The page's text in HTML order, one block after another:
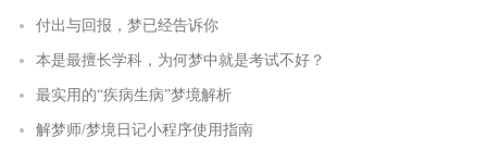
付出与回报，梦已经告诉你
本是最擅长学科，为何梦中就是考试不好？
最实用的“疾病生病”梦境解析
解梦师/梦境日记小程序使用指南